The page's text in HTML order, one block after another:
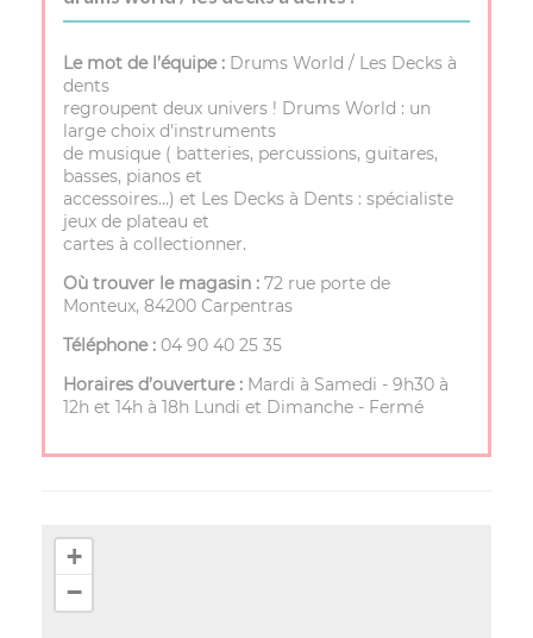
Le mot de l’équipe : Drums World / Les Decks à
dents
regroupent deux univers ! Drums World : un
large choix d'instruments
de musique ( batteries, percussions, guitares,
basses, pianos et
accessoires…) et Les Decks à Dents : spécialiste
jeux de plateau et
cartes à collectionner.
Où trouver le magasin : 72 rue porte de
Monteux, 84200 Carpentras
Téléphone : 04 90 40 25 35
Horaires d’ouverture : Mardi à Samedi - 9h30 à
12h et 14h à 18h Lundi et Dimanche - Fermé
+
−